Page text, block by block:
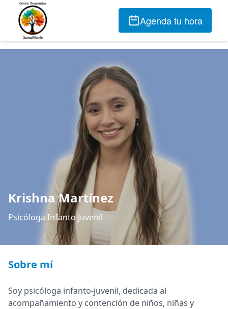
Agenda tu hora
Krishna Martínez
Psicóloga Infanto Juvenil
Sobre mí
Soy psicóloga infanto-juvenil, dedicada al
acompañamiento y contención de niños, niñas y